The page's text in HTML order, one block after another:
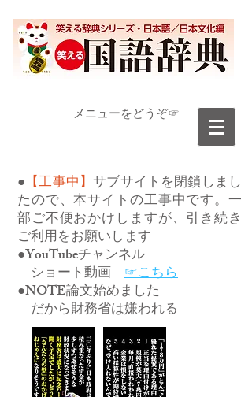
​メニューをどうぞ☞
● 【工事中】サブサイトを閉鎖しまし
たので、本サイトの工事中です。一
部ご不便おかけしますが、引き続き
ご利用をお願いします
●YouTubeチャンネル
ショート動画 ☞こちら
●NOTE論文始めました
だから財務省は嫌われる